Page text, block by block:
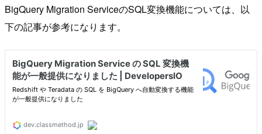
BigQuery Migration ServiceのSQL変換機能については、以
下の記事が参考になります。